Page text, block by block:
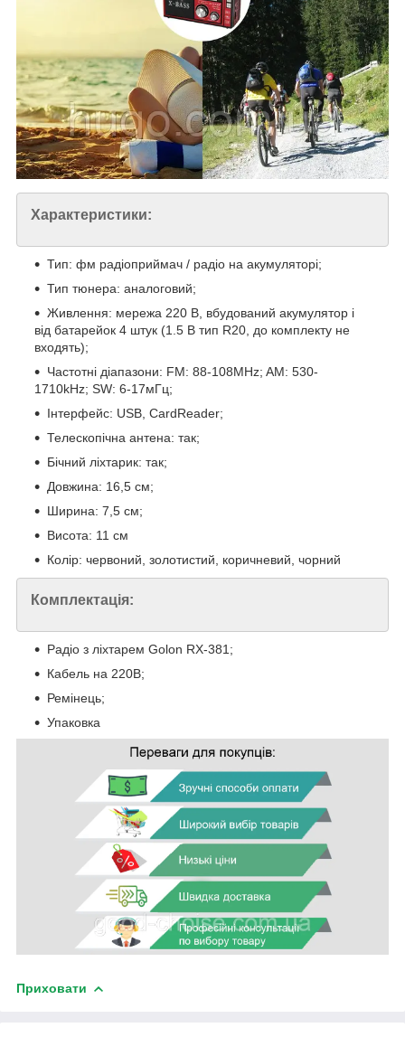
Характеристики:
Тип: фм радіоприймач / радіо на акумуляторі;
Тип тюнера: аналоговий;
Живлення: мережа 220 В, вбудований акумулятор і
від батарейок 4 штук (1.5 В тип R20, до комплекту не
входять);
Частотні діапазони: FM: 88-108MHz; AM: 530-
1710kHz; SW: 6-17мГц;
Інтерфейс: USB, CardReader;
Телескопічна антена: так;
Бічний ліхтарик: так;
Довжина: 16,5 см;
Ширина: 7,5 см;
Висота: 11 см
Колір: червоний, золотистий, коричневий, чорний
Комплектація:
Радіо з ліхтарем Golon RX-381;
Кабель на 220В;
Ремінець;
Упаковка
Приховати